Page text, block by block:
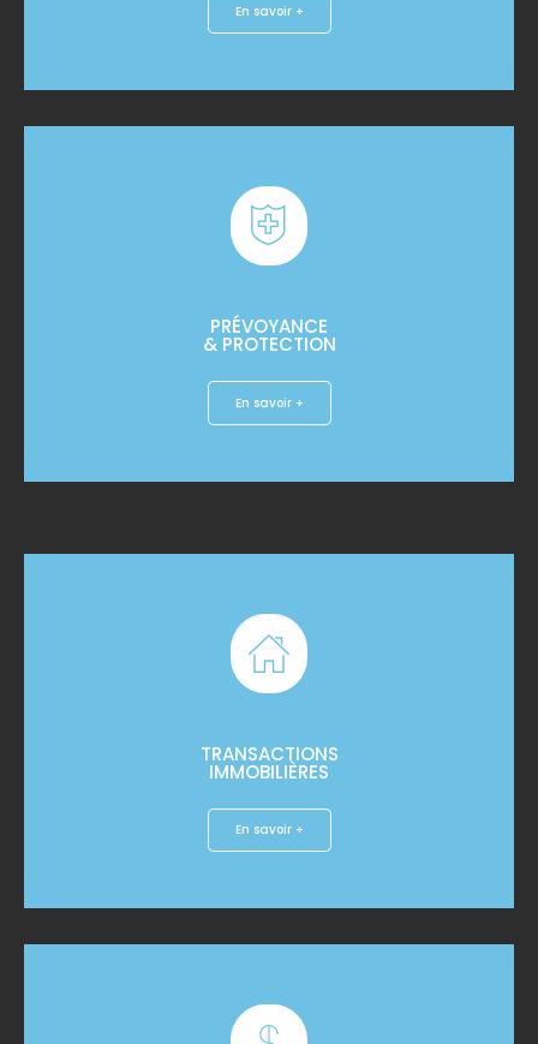
En savoir +
PRÉVOYANCE
& PROTECTION
En savoir +
TRANSACTIONS
IMMOBILIÈRES
En savoir +